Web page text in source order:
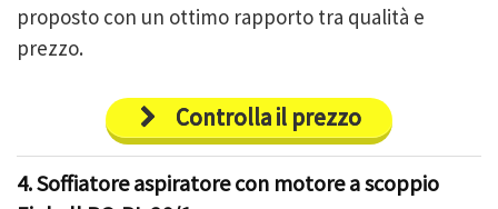
proposto con un ottimo rapporto tra qualità e
prezzo.
Controlla il prezzo
4. Soffiatore aspiratore con motore a scoppio